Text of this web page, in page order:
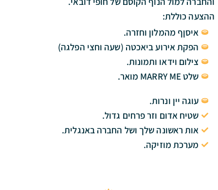
ההצעה כוללת:
איסןף מהמלון וחזרה.
הפקת אירוע ביאכטה (שעה וחצי הפלגה)
צילום וידאו ותמונות.
שלט MARRY ME מואר.
עוגה יין ונרות.
שטיח אדום וזר פרחים גדול.
אות ראשונה שלך ושל החברה באנגלית.
מערכת מוזיקה.